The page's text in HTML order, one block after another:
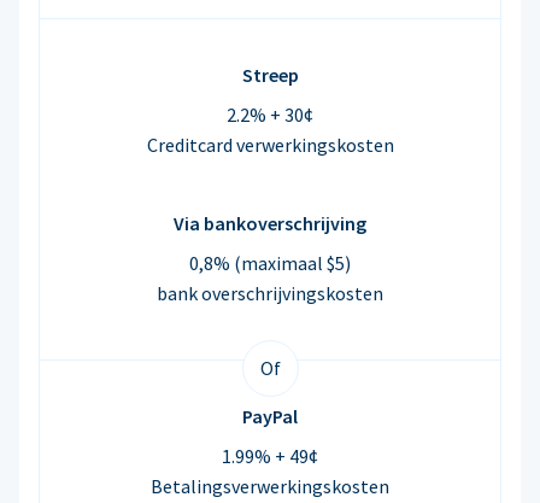
Streep
2.2% + 30¢
Creditcard verwerkingskosten
Via bankoverschrijving
0,8% (maximaal $5)
bank overschrijvingskosten
Of
PayPal
1.99% + 49¢
Betalingsverwerkingskosten